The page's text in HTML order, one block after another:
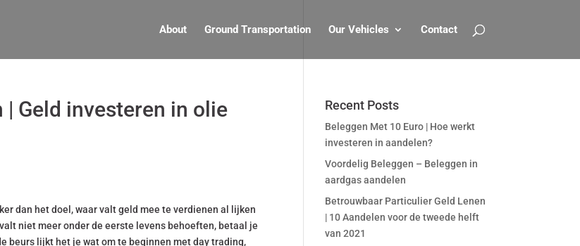
About Ground Transportation Our Vehicles Contact
Geld investeren in olie
dan het doel, waar valt geld mee te verdienen al lijken
niet meer onder de eerste levens behoeften, betaal je
beurs lijkt het je wat om te beginnen met day trading,
Recent Posts
Beleggen Met 10 Euro | Hoe werkt
investeren in aandelen?
Voordelig Beleggen – Beleggen in
aardgas aandelen
Betrouwbaar Particulier Geld Lenen
| 10 Aandelen voor de tweede helft
van 2021